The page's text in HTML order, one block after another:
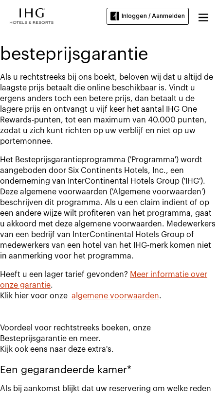
Inloggen / Aanmelden
besteprijsgarantie
Als u rechtstreeks bij ons boekt, beloven wij dat u altijd de
laagste prijs betaalt die online beschikbaar is. Vindt u
ergens anders toch een betere prijs, dan betaalt u de
lagere prijs en ontvangt u vijf keer het aantal IHG One
Rewards-punten, tot een maximum van 40.000 punten,
zodat u zich kunt richten op uw verblijf en niet op uw
portemonnee.
Het Besteprijsgarantieprogramma ('Programma') wordt
aangeboden door Six Continents Hotels, Inc., een
onderneming van InterContinental Hotels Group ('IHG').
Deze algemene voorwaarden ('Algemene voorwaarden')
beschrijven dit programma. Als u een claim indient of op
een andere wijze wilt profiteren van het programma, gaat
u akkoord met deze algemene voorwaarden. Medewerkers
van een bedrijf van InterContinental Hotels Group of
medewerkers van een hotel van het IHG-merk komen niet
in aanmerking voor het programma.
Heeft u een lager tarief gevonden? Meer informatie over
onze garantie.
Klik hier voor onze algemene voorwaarden.
Voordeel voor rechtstreeks boeken, onze
Besteprijsgarantie en meer.
Kijk ook eens naar deze extra's.
Een gegarandeerde kamer*
Als bij aankomst blijkt dat uw reservering om welke reden